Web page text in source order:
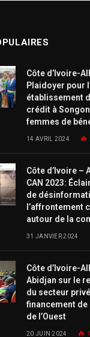
Côte d’Ivoire-
Plaidoyer pour
établissement
crédit à
femmes de
14 AVRIL 2024
Côte d’Ivoire –
CAN 2023:
de
l’affrontement
autour de la
31 JANVIER 2024
Côte d’Ivoire-
Abidjan sur le
du secteur
financement de
de l’Ouest
20 JUIN 2024